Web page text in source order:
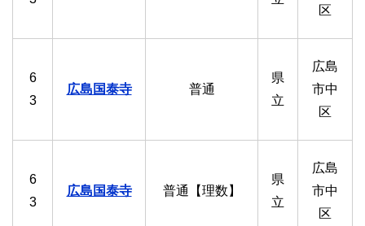
区
6
3
広島国泰寺 普通
県
立
広島
市中
区
6
3
広島国泰寺 普通【理数】
県
立
広島
市中
区